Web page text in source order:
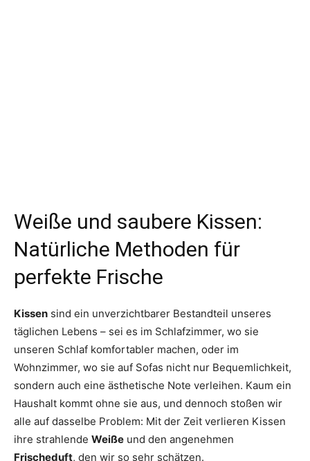
Weiße und saubere Kissen:
Natürliche Methoden für
perfekte Frische
Kissen sind ein unverzichtbarer Bestandteil unseres
täglichen Lebens – sei es im Schlafzimmer, wo sie
unseren Schlaf komfortabler machen, oder im
Wohnzimmer, wo sie auf Sofas nicht nur Bequemlichkeit,
sondern auch eine ästhetische Note verleihen. Kaum ein
Haushalt kommt ohne sie aus, und dennoch stoßen wir
alle auf dasselbe Problem: Mit der Zeit verlieren Kissen
ihre strahlende Weiße und den angenehmen
Frischeduft, den wir so sehr schätzen.